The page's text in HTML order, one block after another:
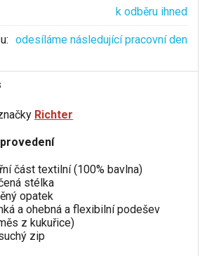
k odběru ihned
odesíláme následující pracovní den
Richter
část textilní (100% bavlna)
stélka
opatek
a ohebná a flexibilní podešev
z kukuřice)
zip